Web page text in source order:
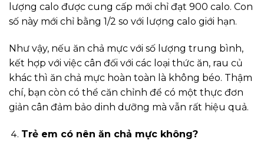
lượng calo được cung cấp mới chỉ đạt 900 calo. Con
số này mới chỉ bằng 1/2 so với lượng calo giới hạn.
Như vậy, nếu ăn chả mực với số lượng trung bình,
kết hợp với việc cân đối với các loại thức ăn, rau củ
khác thì ăn chả mực hoàn toàn là không béo. Thậm
chí, bạn còn có thể căn chỉnh để có một thực đơn
giản cân đảm bảo dinh dưỡng mà vẫn rất hiệu quả.
Trẻ em có nên ăn chả mực không?